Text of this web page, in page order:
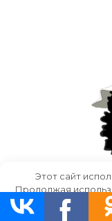
Этот сайт
Продолжая